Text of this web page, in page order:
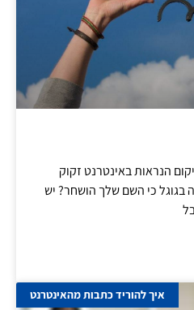
הנראות באינטרנט זקוק
בגוגל כי השם שלך הושחר? יש
איך להוריד כתבות מהאינטרנט